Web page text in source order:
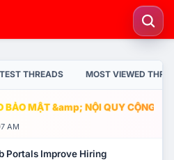
THREADS MOST VIEWED
BẢO MẬT &amp; NỘI QUY CỘNG
AM
Portals Improve Hiring